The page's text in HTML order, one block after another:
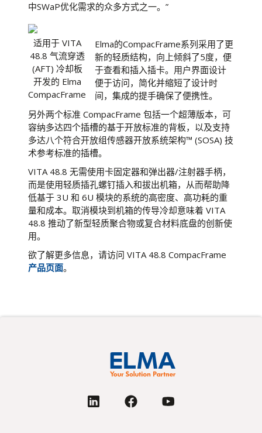
中SWaP优化需求的众多方式之一。”
适用于 VITA
48.8 气流穿透
(AFT) 冷却板
开发的 Elma
CompacFrame
Elma的CompacFrame系列采用了更
新的轻质结构，向上倾斜了5度，便
于查看和插入插卡。用户界面设计
便于访问，简化并缩短了设计时
间，集成的提手确保了便携性。
另外两个标准 CompacFrame 包括一个超薄版本，可
容纳多达四个插槽的基于开放标准的背板，以及支持
多达八个符合开放组传感器开放系统架构™ (SOSA) 技
术参考标准的插槽。
VITA 48.8 无需使用卡固定器和弹出器/注射器手柄，
而是使用轻质插孔螺钉插入和拔出机箱，从而帮助降
低基于 3U 和 6U 模块的系统的高密度、高功耗的重
量和成本。取消模块到机箱的传导冷却意味着 VITA
48.8 推动了新型轻质聚合物或复合材料底盘的创新使
用。
欲了解更多信息，请访问 VITA 48.8 CompacFrame
产品页面。